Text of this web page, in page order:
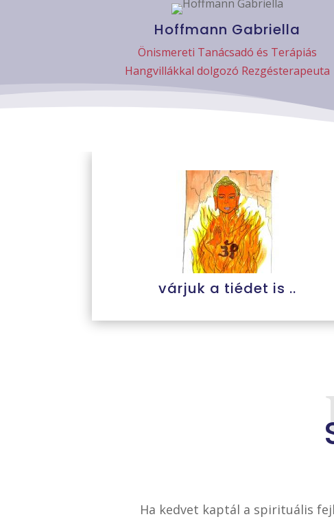
Hoffmann Gabriella
Önismereti Tanácsadó és Terápiás
Hangvillákkal dolgozó Rezgésterapeuta
várjuk a tiédet is ..
Ha kedvet kaptál a spirituális